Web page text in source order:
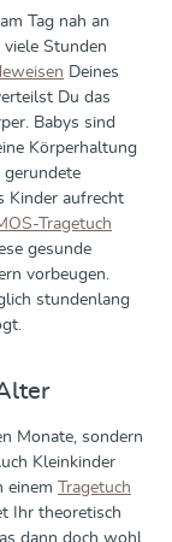
Tag nah an
viele Stunden
Deines
Du das
Babys sind
Körperhaltung
gerundete
Kinder aufrecht
Tragetuch
gesunde
vorbeugen.
stundenlang
Monate, sondern
Kleinkinder
einem
Tragetuch
Ihr theoretisch